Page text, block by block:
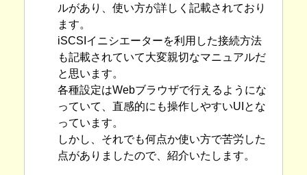
ルがあり、使い方が詳しく記載されており
ます。
iSCSIイニシエーターを利用した接続方法
も記載されていて大変親切なマニュアルだ
と思います。
各種設定はWebブラウザで行えるようにな
っていて、直感的にも操作しやすいUIとな
っています。
しかし、それでも何点か使い方で苦労した
点がありましたので、紹介いたします。